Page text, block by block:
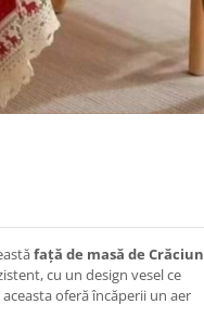
față de masă de Crăciun
cu un design vesel ce
oferă încăperii un aer